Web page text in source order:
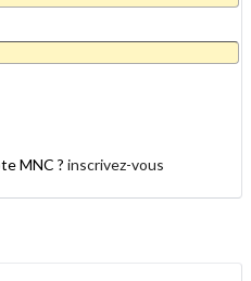
MNC ? inscrivez-vous